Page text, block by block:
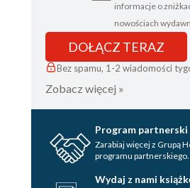
informacje o
nowościach
DOŁĄCZ TERAZ
Bez spamu, 1-2 wiadomości
Zobacz więcej »
Program partnerski
Zarabiaj więcej z Grupą
programu partnerskiego.
Wydaj z nami